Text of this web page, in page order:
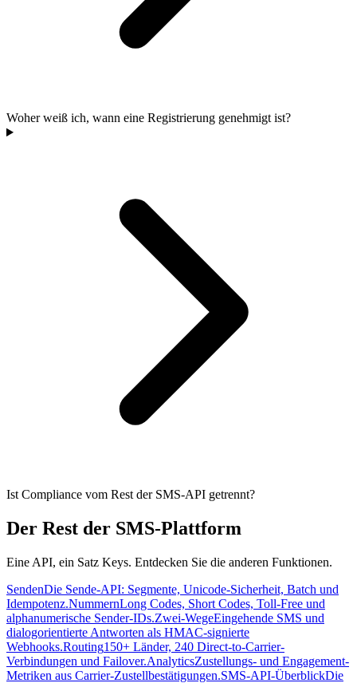
Woher weiß ich, wann eine Registrierung genehmigt ist?
Ist Compliance vom Rest der SMS-API getrennt?
Der Rest der SMS-Plattform
Eine API, ein Satz Keys. Entdecken Sie die anderen Funktionen.
SendenDie Sende-API: Segmente, Unicode-Sicherheit, Batch und
Idempotenz.NummernLong Codes, Short Codes, Toll-Free und
alphanumerische Sender-IDs.Zwei-WegeEingehende SMS und
dialogorientierte Antworten als HMAC-signierte
Webhooks.Routing150+ Länder, 240 Direct-to-Carrier-
Verbindungen und Failover.AnalyticsZustellungs- und Engagement-
Metriken aus Carrier-Zustellbestätigungen.SMS-API-ÜberblickDie